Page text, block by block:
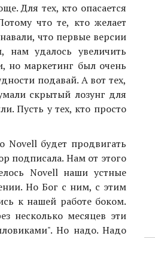
Для тех, кто опасается
что те, кто желает
что первые версии
нам удалось увеличить
но маркетинг был очень
подавай. А вот тех,
скрытый лозунг для
Пусть у тех, кто просто
Novell будет продвигать
подписала. Нам от этого
Novell наши устные
Но Бог с ним, с этим
к нашей работе боком.
несколько месяцев эти
Но надо. Надо